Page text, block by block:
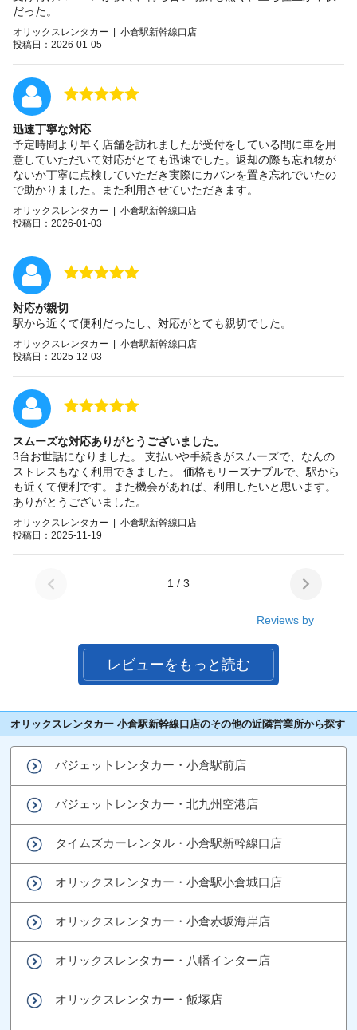
だった。
オリックスレンタカー | 小倉駅新幹線口店
投稿日：2026-01-05
迅速丁寧な対応
予定時間より早く店舗を訪れましたが受付をしている間に車を用
意していただいて対応がとても迅速でした。返却の際も忘れ物が
ないか丁寧に点検していただき実際にカバンを置き忘れでいたの
で助かりました。また利用させていただきます。
オリックスレンタカー | 小倉駅新幹線口店
投稿日：2026-01-03
対応が親切
駅から近くて便利だったし、対応がとても親切でした。
オリックスレンタカー | 小倉駅新幹線口店
投稿日：2025-12-03
スムーズな対応ありがとうございました。
3台お世話になりました。 支払いや手続きがスムーズで、なんの
ストレスもなく利用できました。 価格もリーズナブルで、駅から
も近くて便利です。また機会があれば、利用したいと思います。
ありがとうございました。
オリックスレンタカー | 小倉駅新幹線口店
投稿日：2025-11-19
1 / 3
Reviews by
レビューをもっと読む
オリックスレンタカー 小倉駅新幹線口店のその他の近隣営業所から探す
バジェットレンタカー・小倉駅前店
バジェットレンタカー・北九州空港店
タイムズカーレンタル・小倉駅新幹線口店
オリックスレンタカー・小倉駅小倉城口店
オリックスレンタカー・小倉赤坂海岸店
オリックスレンタカー・八幡インター店
オリックスレンタカー・飯塚店